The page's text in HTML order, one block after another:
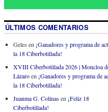
ÚLTIMOS COMENTARIOS
Geles en ¡Ganadores y programa de
la 18 Ciberbotillada!
XVIII Ciberbotillada 2026 | Moncloa
Lázaroen ¡Ganadores y programa de
la 18 Ciberbotillada!
Juanma G. Colinasen ¡Feliz 18
Ciberbotillada!